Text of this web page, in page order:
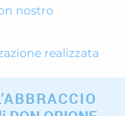
nostro
realizzata